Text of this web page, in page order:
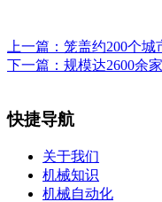
上一篇： 笼盖约200个城
下一篇： 规模达2600余
快捷导航
关于我们
机械知识
机械自动化